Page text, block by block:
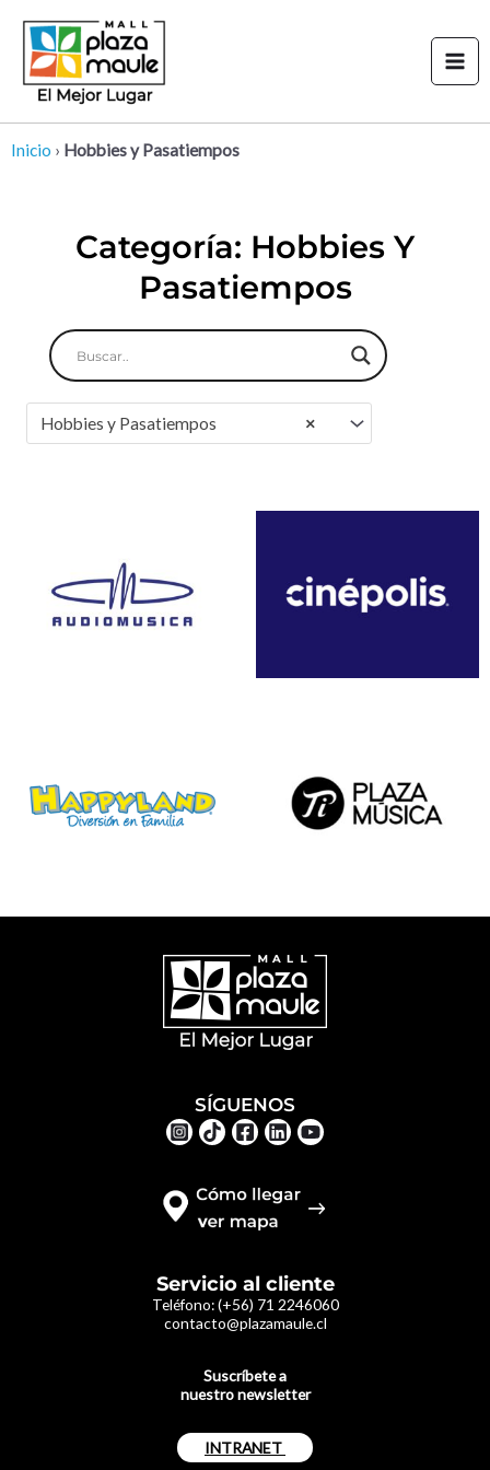
contenido
Inicio › Hobbies y Pasatiempos
Categoría: Hobbies Y
Pasatiempos
×
Hobbies y Pasatiempos
Servicio al cliente
Teléfono:(+56) 71 2246060
contacto@plazamaule.cl
SÍGUENOS
Suscríbete a
nuestro newsletter
INTRANET